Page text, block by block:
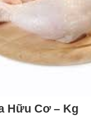
Hữu Cơ – Kg